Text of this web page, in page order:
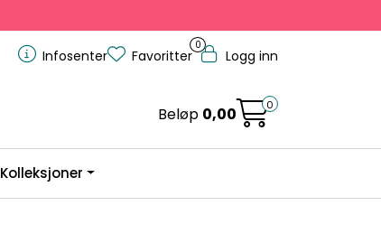
Infosenter
0
Favoritter Logg inn
Beløp 0,00 0
Kolleksjoner